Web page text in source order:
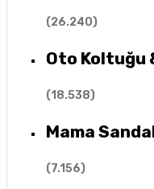
(26.240)
Oto Koltuğu
(18.538)
Mama
(7.156)